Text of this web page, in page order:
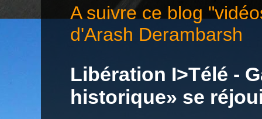
A suivre ce blog
d'Arash Derambarsh
Libération I>Télé -
historique» se